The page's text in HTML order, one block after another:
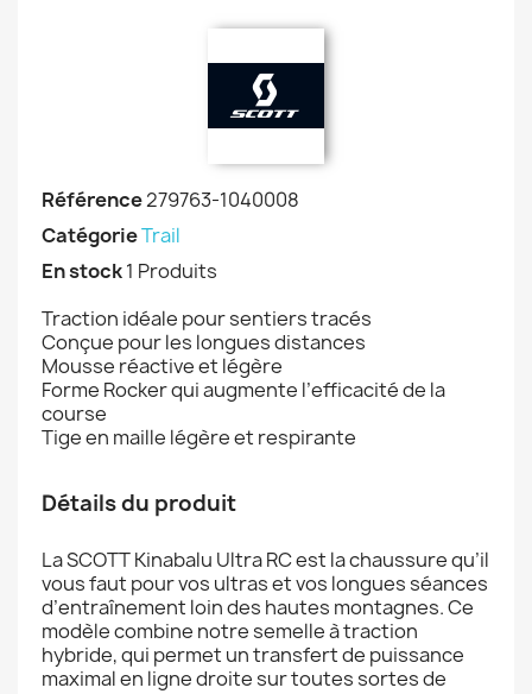
Référence279763-1040008
CatégorieTrail
En stock1 Produits
Traction idéale pour sentiers tracés
Conçue pour les longues distances
Mousse réactive et légère
Forme Rocker qui augmente l’efficacité de la
course
Tige en maille légère et respirante
Détails du produit
La SCOTT Kinabalu Ultra RC est la chaussure qu’il
vous faut pour vos ultras et vos longues séances
d’entraînement loin des hautes montagnes. Ce
modèle combine notre semelle à traction
hybride, qui permet un transfert de puissance
maximal en ligne droite sur toutes sortes de